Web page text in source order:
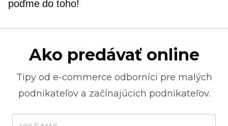
poďme do toho!
Ako predávať online
Tipy od e-commerce odborníci pre malých
podnikateľov a začínajúcich podnikateľov.